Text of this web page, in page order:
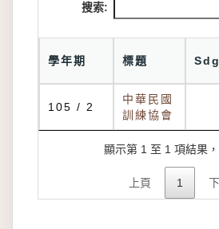
搜索:
學年期 標題
105 / 2
中華民國
訓練協會
顯示第 1 至 1 項結果
上頁 1